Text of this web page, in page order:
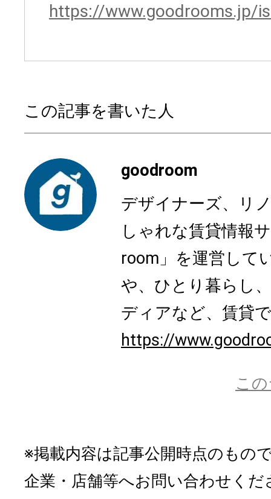
https://www.goodrooms.jp/
この記事を書いた人
goodroom
デザイナーズ、リ
しゃれな賃貸情報
room」を運営して
や、ひとり暮らし
ディアなど、賃貸
https://
こ
※掲載内容は記事公開時点のもの
企業・店舗等へお問い合わせくだ